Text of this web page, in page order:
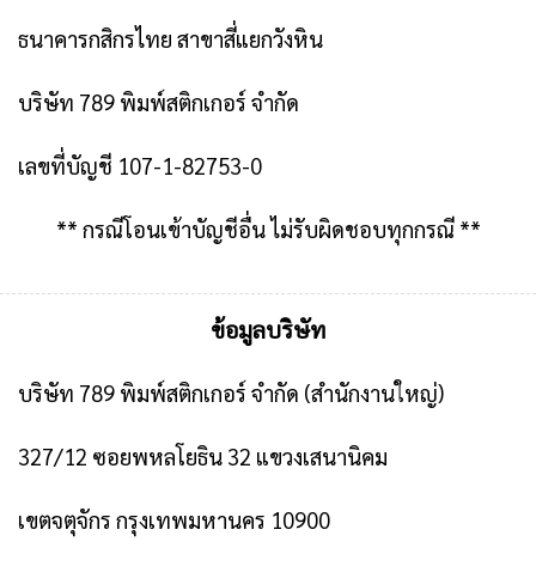
ธนาคารกสิกรไทย สาขาสี่แยกวังหิน
บริษัท 789 พิมพ์สติกเกอร์ จำกัด
เลขที่บัญชี 107-1-82753-0
** กรณีโอนเข้าบัญชีอื่น ไม่รับผิดชอบทุกกรณี **
ข้อมูลบริษัท
บริษัท 789 พิมพ์สติกเกอร์ จำกัด (สำนักงานใหญ่)
327/12 ซอยพหลโยธิน 32 แขวงเสนานิคม
เขตจตุจักร กรุงเทพมหานคร 10900